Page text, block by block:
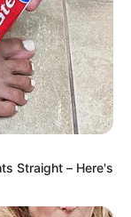
que le
informado, por
de Alerta.
Straight – Here's